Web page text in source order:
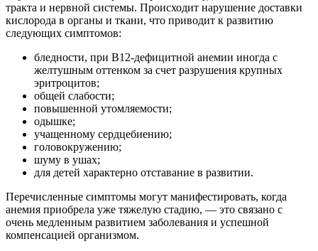
тракта и нервной системы. Происходит нарушение доставки
кислорода в органы и ткани, что приводит к развитию
следующих симптомов:
бледности, при В12-дефицитной анемии иногда с
желтушным оттенком за счет разрушения крупных
эритроцитов;
общей слабости;
повышенной утомляемости;
одышке;
учащенному сердцебиению;
головокружению;
шуму в ушах;
для детей характерно отставание в развитии.
Перечисленные симптомы могут манифестировать, когда
анемия приобрела уже тяжелую стадию, — это связано с
очень медленным развитием заболевания и успешной
компенсацией организмом.